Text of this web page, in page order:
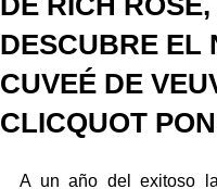
DESCUBRE EL
CUVEÉ DE
CLICQUOT
A un año del exitoso